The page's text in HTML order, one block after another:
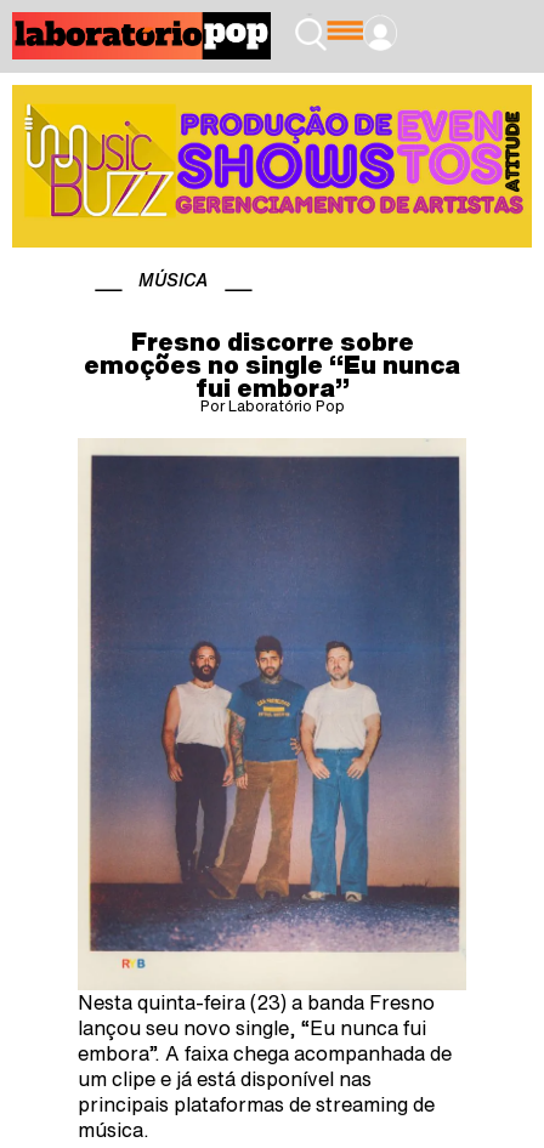
MÚSICA
Fresno discorre sobre
emoções no single “Eu nunca
fui embora”
Por Laboratório Pop
Nesta quinta-feira (23) a banda Fresno
lançou seu novo single, “Eu nunca fui
embora”. A faixa chega acompanhada de
um clipe e já está disponível nas
principais plataformas de streaming de
música.